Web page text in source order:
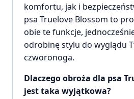
komfortu, jak i
psa Truelove Blossom to
obie te funkcje,
odrobinę stylu do wyglądu
czworonoga.
Dlaczego obroża dla psa
jest taka wyjątkowa?